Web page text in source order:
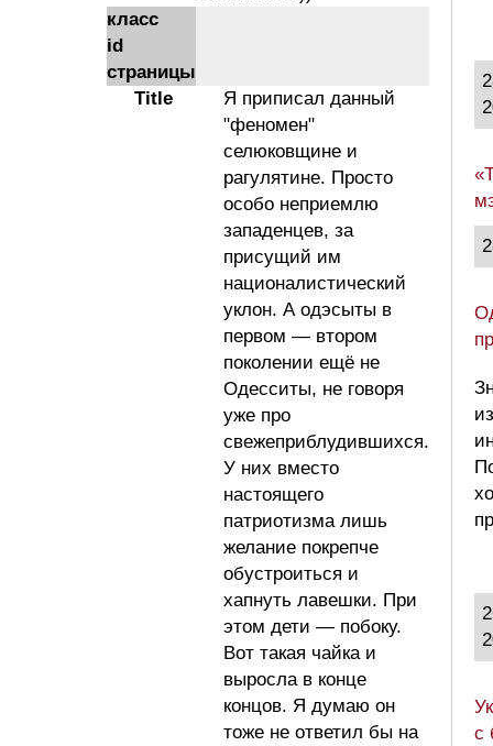
класс
id
страницы
Title
Я приписал данный
"феномен"
селюковщине и
рагулятине. Просто
особо неприемлю
западенцев, за
присущий им
националистический
уклон. А одэсыты в
первом — втором
поколении ещё не
Одесситы, не говоря
уже про
свежеприблудившихся.
У них вместо
настоящего
патриотизма лишь
желание покрепче
обустроиться и
хапнуть лавешки. При
этом дети — побоку.
Вот такая чайка и
выросла в конце
концов. Я думаю он
тоже не ответил бы на
с